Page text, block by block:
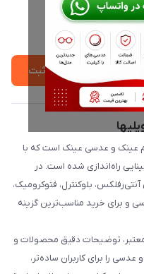
ثبت
عینک و عدسی عینک است که با
راه‌اندازی شده است. در
بلوکنترل، فتوکرومیک،
و برای خرید مناسب‌ترین گزینه
معتبر، توضیحات دقیق محصولات و
را برای کاربران ساده‌تر،